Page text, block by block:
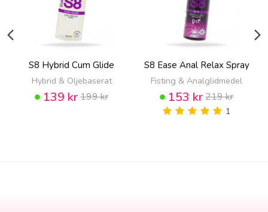
S8 Hybrid Cum Glide
Hybrid & Oljebaserat
139 kr199 kr
S8 Ease Anal Relax Spray
Fisting & Analglidmedel
153 kr219 kr
1